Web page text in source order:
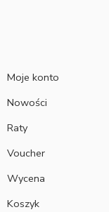
Moje konto
Nowości
Raty
Voucher
Wycena
Koszyk